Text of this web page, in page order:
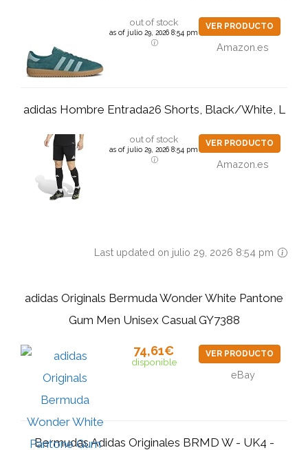
out of stock
as of julio 29, 2026 8:54 pm
VER PRODUCTO
Amazon.es
adidas Hombre Entrada26 Shorts, Black/White, L
out of stock
as of julio 29, 2026 8:54 pm
VER PRODUCTO
Amazon.es
Last updated on julio 29, 2026 8:54 pm
adidas Originals Bermuda Wonder White Pantone
Gum Men Unisex Casual GY7388
74,61€
disponible
VER PRODUCTO
eBay
Bermudas Adidas Originales BRMD W - UK4 -